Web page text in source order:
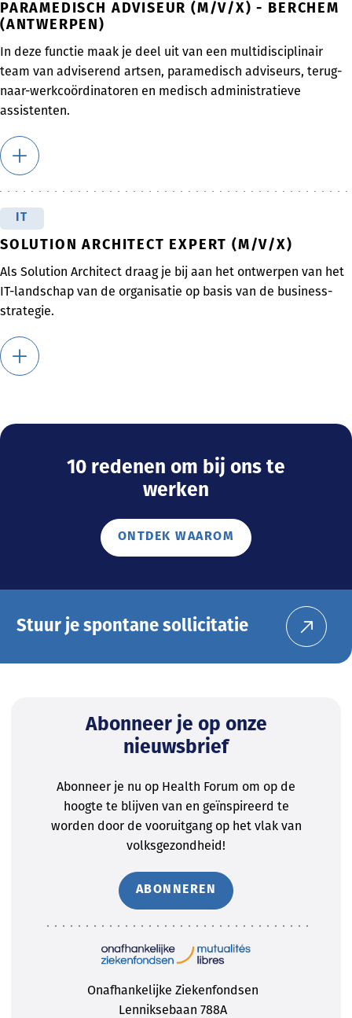
PARAMEDISCH ADVISEUR (M/V/X) - BERCHEM
(ANTWERPEN)
In deze functie maak je deel uit van een multidisciplinair
team van adviserend artsen, paramedisch adviseurs, terug-
naar-werkcoördinatoren en medisch administratieve
assistenten.
SOLUTION ARCHITECT EXPERT (M/V/X)
Als Solution Architect draag je bij aan het ontwerpen van het
IT-landschap van de organisatie op basis van de business-
strategie.
10 redenen om bij ons te
werken
ONTDEK WAAROM
Stuur je spontane sollicitatie
Abonneer je op onze
nieuwsbrief
Abonneer je nu op Health Forum om op de
hoogte te blijven van en geïnspireerd te
worden door de vooruitgang op het vlak van
volksgezondheid!
ABONNEREN
Onafhankelijke Ziekenfondsen
Lenniksebaan 788A